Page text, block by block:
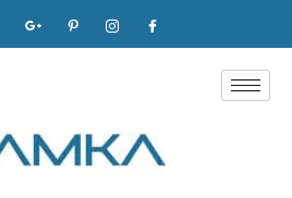
Skip
to